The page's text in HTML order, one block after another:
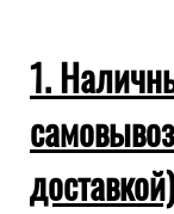
1.
доставкой)